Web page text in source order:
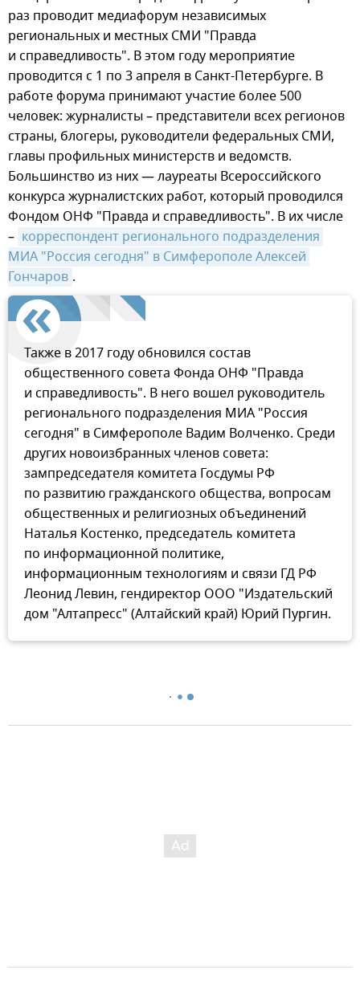
раз проводит медиафорум независимых
региональных и местных СМИ "Правда
и справедливость". В этом году мероприятие
проводится с 1 по 3 апреля в Санкт-Петербурге. В
работе форума принимают участие более 500
человек: журналисты – представители всех регионов
страны, блогеры, руководители федеральных СМИ,
главы профильных министерств и ведомств.
Большинство из них — лауреаты Всероссийского
конкурса журналистских работ, который проводился
Фондом ОНФ "Правда и справедливость". В их числе
– корреспондент регионального подразделения
МИА "Россия сегодня" в Симферополе Алексей
Гончаров .
Также в 2017 году обновился состав
общественного совета Фонда ОНФ "Правда
и справедливость". В него вошел руководитель
регионального подразделения МИА "Россия
сегодня" в Симферополе Вадим Волченко. Среди
других новоизбранных членов совета:
зампредседателя комитета Госдумы РФ
по развитию гражданского общества, вопросам
общественных и религиозных объединений
Наталья Костенко, председатель комитета
по информационной политике,
информационным технологиям и связи ГД РФ
Леонид Левин, гендиректор ООО "Издательский
дом "Алтапресс" (Алтайский край) Юрий Пургин.